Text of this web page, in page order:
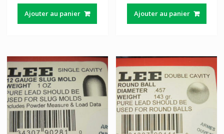
Ajouter au panier Ajouter au panier